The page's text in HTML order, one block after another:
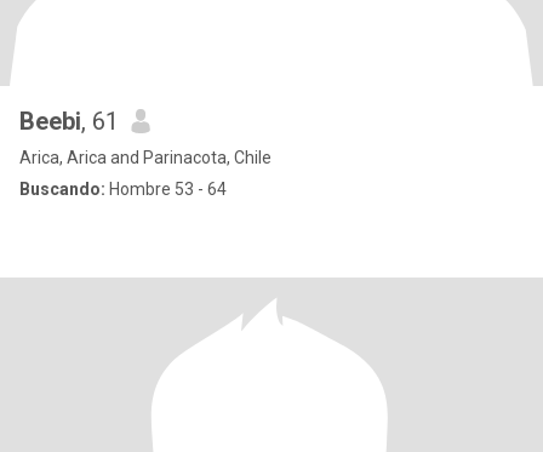
Beebi, 61
Arica, Arica and Parinacota, Chile
Buscando: Hombre 53 - 64